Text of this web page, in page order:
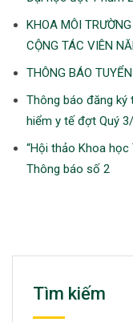
KHOA MÔI
CỘNG TÁC VIÊN
THÔNG BÁO
Thông báo đăng
hiểm y tế đợt Quý
“Hội thảo Khoa học
Thông báo số 2
Tìm kiếm